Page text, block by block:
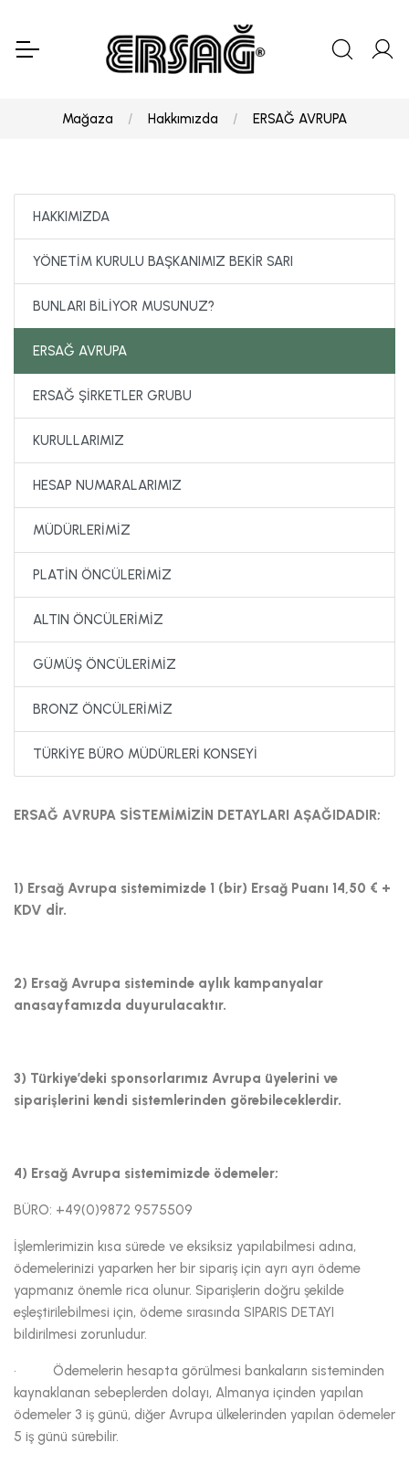
Mağaza Hakkımızda ERSAĞ AVRUPA
HAKKIMIZDA
YÖNETİM KURULU BAŞKANIMIZ BEKİR SARI
BUNLARI BİLİYOR MUSUNUZ?
ERSAĞ AVRUPA
ERSAĞ ŞİRKETLER GRUBU
KURULLARIMIZ
HESAP NUMARALARIMIZ
MÜDÜRLERİMİZ
PLATİN ÖNCÜLERİMİZ
ALTIN ÖNCÜLERİMİZ
GÜMÜŞ ÖNCÜLERİMİZ
BRONZ ÖNCÜLERİMİZ
TÜRKİYE BÜRO MÜDÜRLERİ KONSEYİ
ERSAĞ AVRUPA SİSTEMİMİZİN DETAYLARI AŞAĞIDADIR;
1) Ersağ Avrupa sistemimizde 1 (bir) Ersağ Puanı 14,50 € +
KDV dİr.
2) Ersağ Avrupa sisteminde aylık kampanyalar
anasayfamızda duyurulacaktır.
3) Türkiye’deki sponsorlarımız Avrupa üyelerini ve
siparişlerini kendi sistemlerinden görebileceklerdir.
4) Ersağ Avrupa sistemimizde ödemeler;
BÜRO: +49(0)9872 9575509
İşlemlerimizin kısa sürede ve eksiksiz yapılabilmesi adına,
ödemelerinizi yaparken her bir sipariş için ayrı ayrı ödeme
yapmanız önemle rica olunur. Siparişlerin doğru şekilde
eşleştirilebilmesi için, ödeme sırasında SIPARIS DETAYI
bildirilmesi zorunludur.
· Ödemelerin hesapta görülmesi bankaların sisteminden
kaynaklanan sebeplerden dolayı, Almanya içinden yapılan
ödemeler 3 iş günü, diğer Avrupa ülkelerinden yapılan ödemeler
5 iş günü sürebilir.